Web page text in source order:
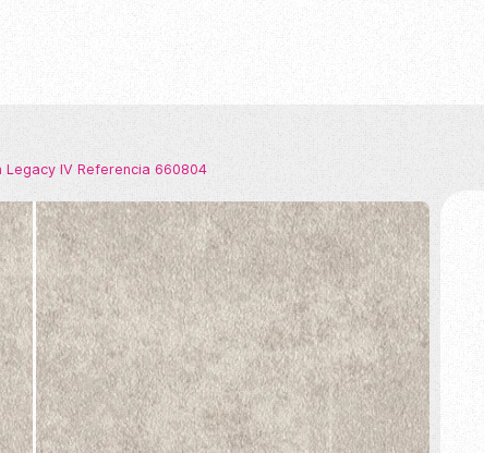
Legacy IV Referencia 660804